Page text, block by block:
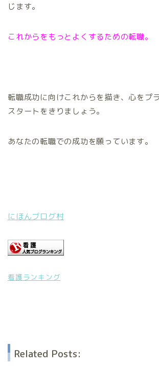
じます。
これからをもっとよくするための転職。
転職成功に向けこれからを描き、心をプ
スタートをきりましょう。
あなたの転職での成功を願っています。
にほんブログ村
看護ランキング
Related Posts: